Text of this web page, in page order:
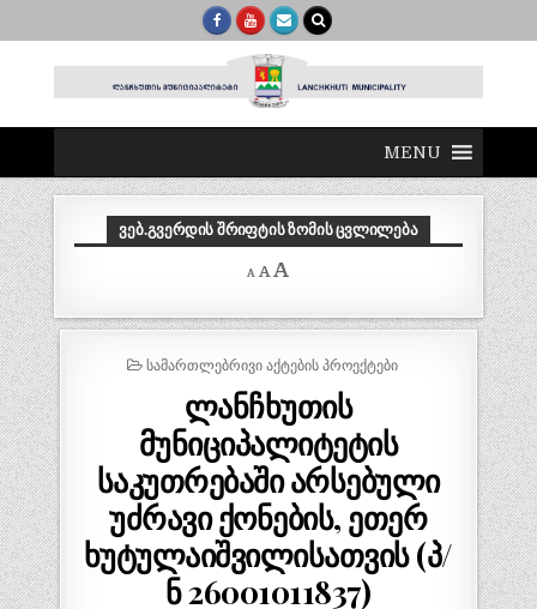
MENU
ᲕᲔᲑ.ᲒᲕᲔᲠᲓᲘᲡ ᲨᲠᲘᲤᲢᲘᲡ ᲖᲝᲛᲘᲡ ᲪᲕᲚᲘᲚᲔᲑᲐ
A
Decrease
font
A Reset
A
size.
POSTED
ᲡᲐᲛᲐᲠᲗᲚᲔᲑᲠᲘᲕᲘ ᲐᲥᲢᲔᲑᲘᲡ ᲞᲠᲝᲔᲥᲢᲔᲑᲘ
ლანჩხუთის
მუნიციპალიტეტის
საკუთრებაში არსებული
უძრავი ქონების, ეთერ
ხუტულაიშვილისათვის (პ/
ნ 26001011837)